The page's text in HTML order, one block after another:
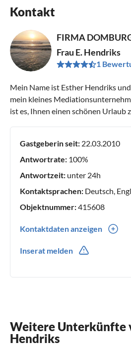
Kontakt
FIRMA
Frau E. Hendriks
1
Mein Name ist Esther Hendriks
mein kleines
ist es, Ihnen einen schönen Urlaub
Gastgeberin seit: 22.03.2010
Antwortrate: 100%
Antwortzeit: unter 24h
Kontaktsprachen: Deutsch,
Objektnummer:415608
Kontaktdaten anzeigen
Inserat melden
Weitere Unterkünfte
Hendriks